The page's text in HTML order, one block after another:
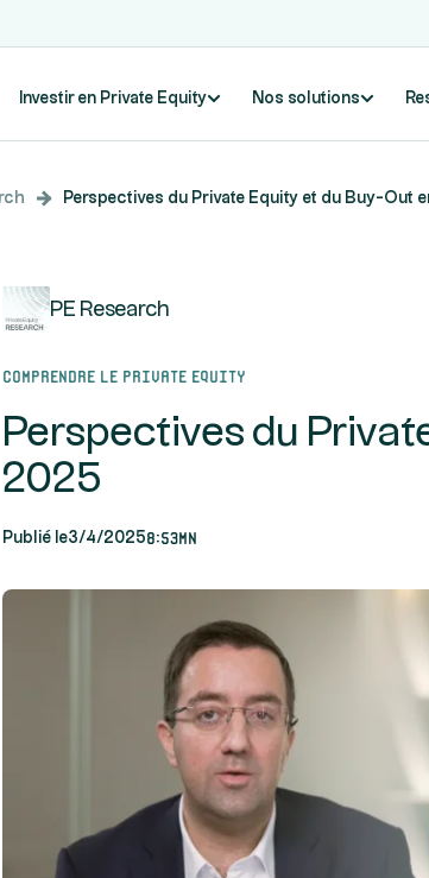
Investir en Private Equity Nos solutions
Perspectives du Private Equity et du Buy-Out
PE Research
Comprendre le Private Equity
Perspectives du
2025
Publié le3/4/20258:53mn